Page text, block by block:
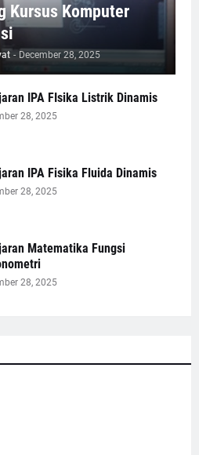
Kursus Komputer
- December 28, 2025
IPA FIsika Listrik Dinamis
28, 2025
IPA Fisika Fluida Dinamis
28, 2025
Matematika Fungsi
28, 2025